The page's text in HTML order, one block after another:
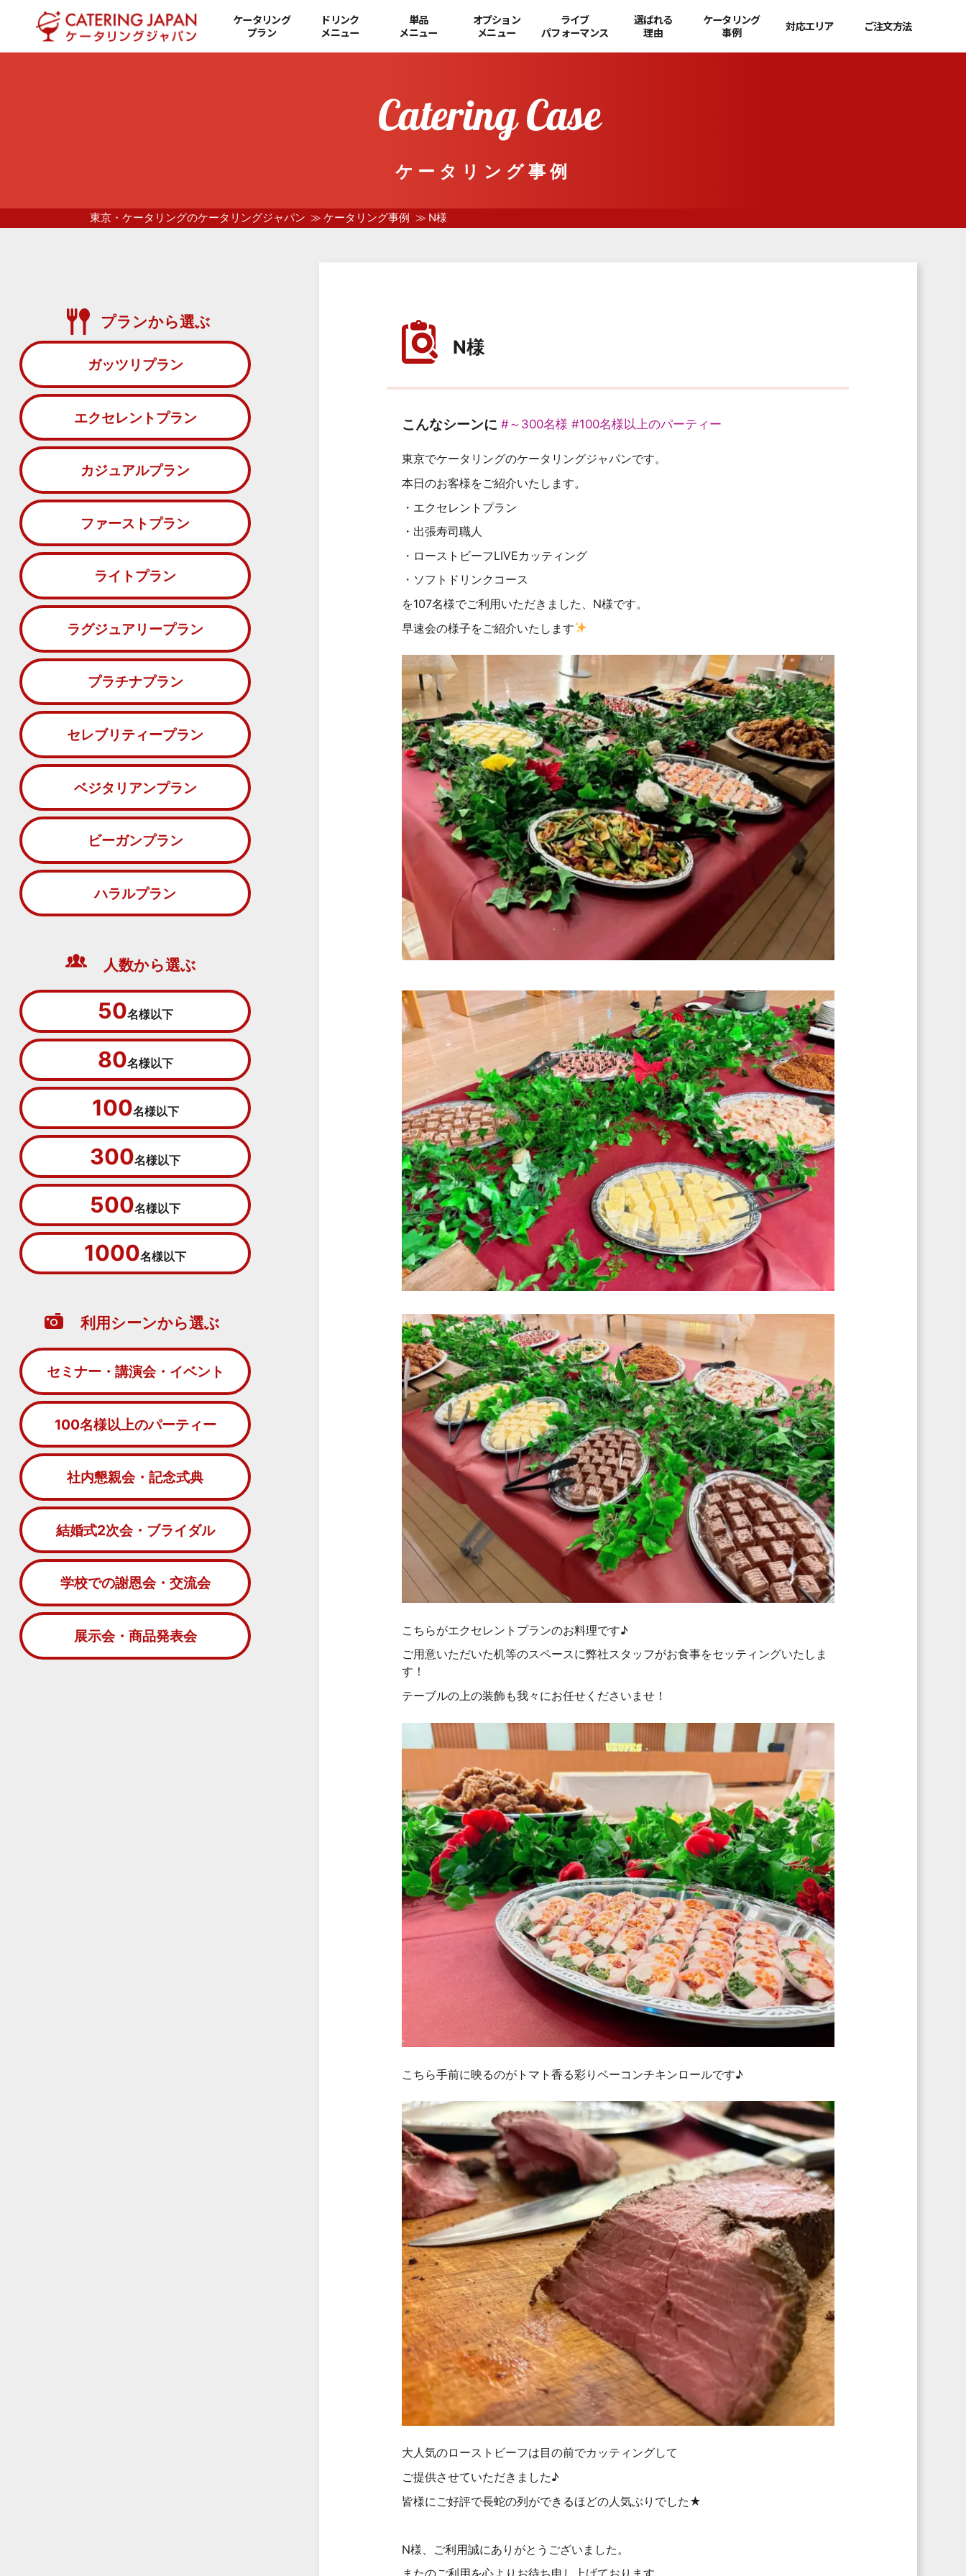
ケータリング
プラン
ドリンク
メニュー
単品
メニュー
オプション
メニュー
ライブ
パフォーマンス
選ばれる
理由
ケータリング
事例
対応エリア ご注文方法
ケータリング事例
東京・ケータリングのケータリングジャパン ケータリング事例 N様
N様
こんなシーンに #～300名様 #100名様以上のパーティー
東京でケータリングのケータリングジャパンです。
本日のお客様をご紹介いたします。
・エクセレントプラン
・出張寿司職人
・ローストビーフLIVEカッティング
・ソフトドリンクコース
を107名様でご利用いただきました、N様です。
早速会の様子をご紹介いたします
こちらがエクセレントプランのお料理です♪
ご用意いただいた机等のスペースに弊社スタッフがお食事をセッティングいたしま
す！
テーブルの上の装飾も我々にお任せくださいませ！
こちら手前に映るのがトマト香る彩りベーコンチキンロールです♪
大人気のローストビーフは目の前でカッティングして
ご提供させていただきました♪
皆様にご好評で長蛇の列ができるほどの人気ぶりでした★
N様、ご利用誠にありがとうございました。
プランから選ぶ
ガッツリプラン
エクセレントプラン
カジュアルプラン
ファーストプラン
ライトプラン
ラグジュアリープラン
プラチナプラン
セレブリティープラン
ベジタリアンプラン
ビーガンプラン
ハラルプラン
人数から選ぶ
50名様以下
80名様以下
100名様以下
300名様以下
500名様以下
1000名様以下
利用シーンから選ぶ
セミナー・講演会・イベント
100名様以上のパーティー
社内懇親会・記念式典
結婚式2次会・ブライダル
学校での謝恩会・交流会
展示会・商品発表会